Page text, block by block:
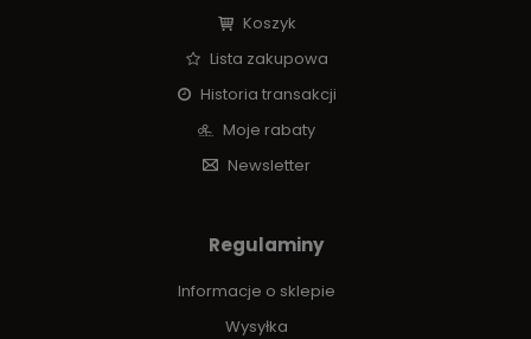
Koszyk
Lista zakupowa
Historia transakcji
Moje rabaty
Newsletter
Regulaminy
Informacje o sklepie
Wysyłka